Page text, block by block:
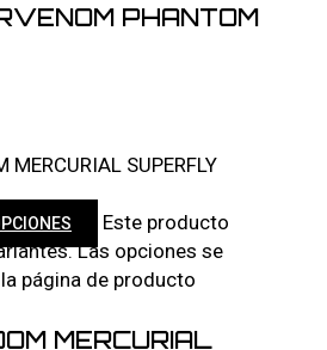
PHANTOM
Este producto
Las opciones se
página de producto
MERCURIAL